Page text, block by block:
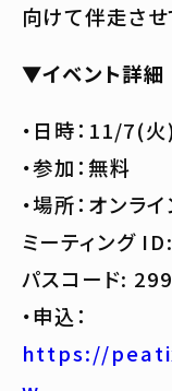
向けて伴走させ
▼イベント詳細
・日時：11/7(
・参加：無料
・場所：オンラ
ミーティング
パスコード:
・申込：
https://